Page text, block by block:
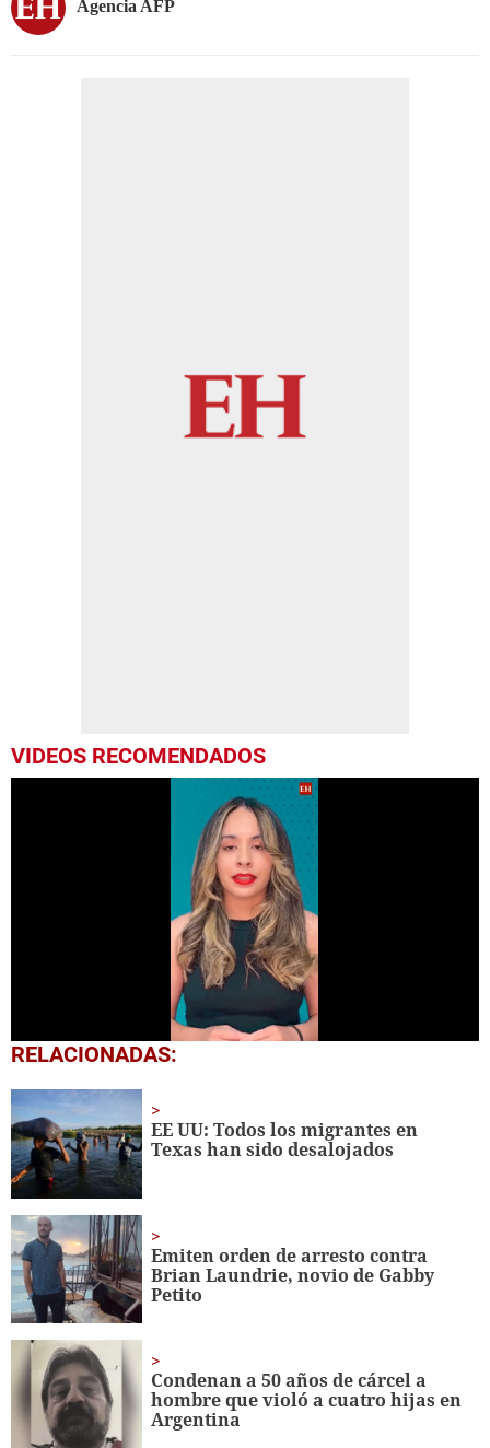
Agencia AFP
VIDEOS RECOMENDADOS
0
seconds
seconds
RELACIONADAS:
EE UU: Todos los migrantes en
Texas han sido desalojados
Emiten orden de arresto contra
Brian Laundrie, novio de Gabby
Petito
Condenan a 50 años de cárcel a
hombre que violó a cuatro hijas en
Argentina